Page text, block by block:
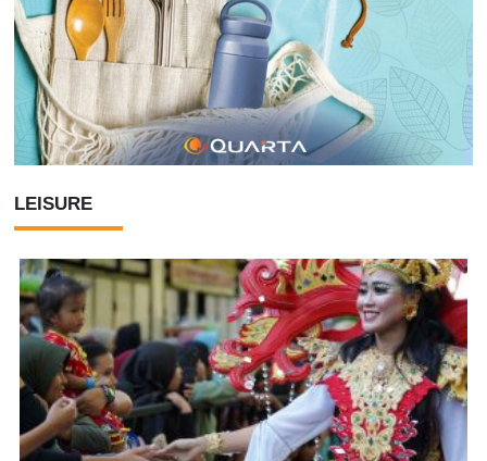
LEISURE